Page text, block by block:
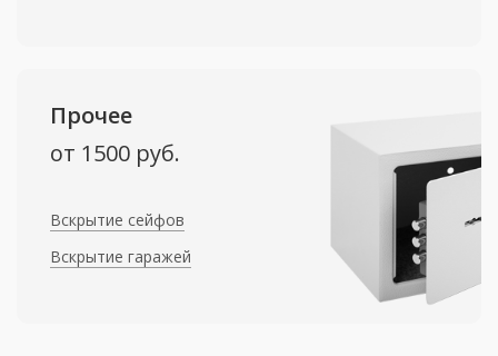
Прочее
от 1500 руб.
Вскрытие сейфов
Вскрытие гаражей